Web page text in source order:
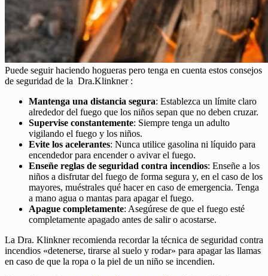
Puede seguir haciendo hogueras pero tenga en cuenta estos consejos
de seguridad de la Dra.Klinkner :
Mantenga una distancia segura: Establezca un límite claro
alrededor del fuego que los niños sepan que no deben cruzar.
Supervise constantemente: Siempre tenga un adulto
vigilando el fuego y los niños.
Evite los acelerantes: Nunca utilice gasolina ni líquido para
encendedor para encender o avivar el fuego.
Enseñe reglas de seguridad contra incendios: Enseñe a los
niños a disfrutar del fuego de forma segura y, en el caso de los
mayores, muéstrales qué hacer en caso de emergencia. Tenga
a mano agua o mantas para apagar el fuego.
Apague completamente: Asegúrese de que el fuego esté
completamente apagado antes de salir o acostarse.
La Dra. Klinkner recomienda recordar la técnica de seguridad contra
incendios «detenerse, tirarse al suelo y rodar» para apagar las llamas
en caso de que la ropa o la piel de un niño se incendien.